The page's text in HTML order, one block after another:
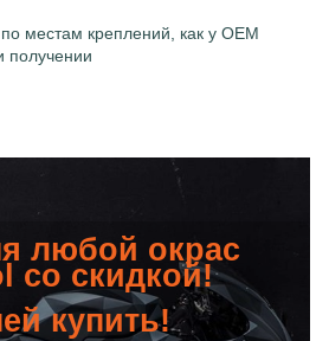
местам креплений, как у OEM
получении
любой окрас
со скидкой!
купить!